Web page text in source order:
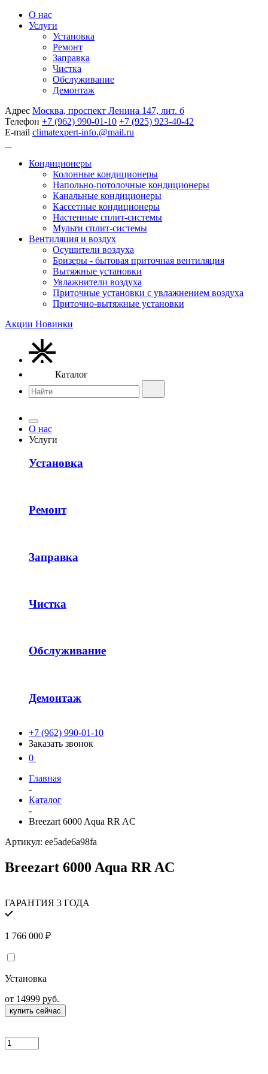
О нас
Услуги
Установка
Ремонт
Заправка
Чистка
Обслуживание
Демонтаж
Адрес Москва, проспект Ленина 147, лит. б
Телефон +7 (962) 990-01-10 +7 (925) 923-40-42
E-mail climatexpert-info.@mail.ru
Кондиционеры
Колонные кондиционеры
Напольно-потолочные кондиционеры
Канальные кондиционеры
Кассетные кондиционеры
Настенные сплит-системы
Мульти сплит-системы
Вентиляция и воздух
Осушители воздуха
Бризеры - бытовая приточная вентиляция
Вытяжные установки
Увлажнители воздуха
Приточные установки с увлажнением воздуха
Приточно-вытяжные установки
Акции Новинки
Каталог
О нас
Услуги
Установка
Ремонт
Заправка
Чистка
Обслуживание
Демонтаж
+7 (962) 990-01-10
Заказать звонок
0
Главная
-
Каталог
-
Breezart 6000 Aqua RR AC
Артикул: ee5ade6a98fa
Breezart 6000 Aqua RR AC
ГАРАНТИЯ 3 ГОДА
1 766 000 ₽
Установка
от 14999 руб.
купить сейчас